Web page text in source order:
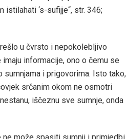
istilahati ‘s-sufijje“, str. 346;
u čvrsto i nepokolebljivo
informacije, ono o čemu se
i prigovorima. Isto tako,
srčanim okom ne osmotri
iščeznu sve sumnje, onda